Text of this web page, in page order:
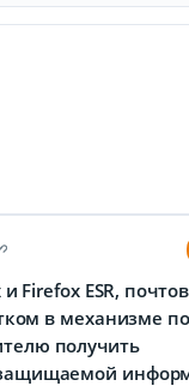
Firefox ESR,
в механизме
получить